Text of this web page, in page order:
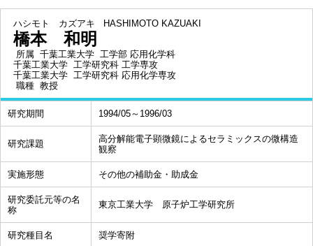
ハシモト カズアキ HASHIMOTO KAZUAKI
橋本 和明
所属 千葉工業大学 工学部 応用化学科
千葉工業大学 工学研究科 工学専攻
千葉工業大学 工学研究科 応用化学専攻
職種 教授
研究期間 1994/05～1996/03
研究課題
高分解能電子顕微鏡によるセラミックスの微構造
観察
実施形態 その他の補助金・助成金
研究委託元等の名
称
東京工業大学 原子炉工学研究所
研究種目名 奨学寄附